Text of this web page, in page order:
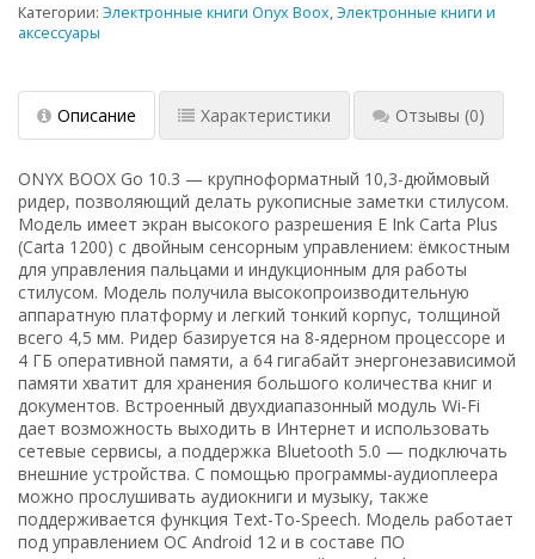
Категории: Электронные книги Onyx Boox,Электронные книги и
аксессуары
Описание Характеристики Отзывы (0)
ONYX BOOX Go 10.3 — крупноформатный 10,3-дюймовый
ридер, позволяющий делать рукописные заметки стилусом.
Модель имеет экран высокого разрешения E Ink Carta Plus
(Carta 1200) с двойным сенсорным управлением: ёмкостным
для управления пальцами и индукционным для работы
стилусом. Модель получила высокопроизводительную
аппаратную платформу и легкий тонкий корпус, толщиной
всего 4,5 мм. Ридер базируется на 8-ядерном процессоре и
4 ГБ оперативной памяти, а 64 гигабайт энергонезависимой
памяти хватит для хранения большого количества книг и
документов. Встроенный двухдиапазонный модуль Wi-Fi
дает возможность выходить в Интернет и использовать
сетевые сервисы, а поддержка Bluetooth 5.0 — подключать
внешние устройства. С помощью программы-аудиоплеера
можно прослушивать аудиокниги и музыку, также
поддерживается функция Text-To-Speech. Модель работает
под управлением ОС Android 12 и в составе ПО